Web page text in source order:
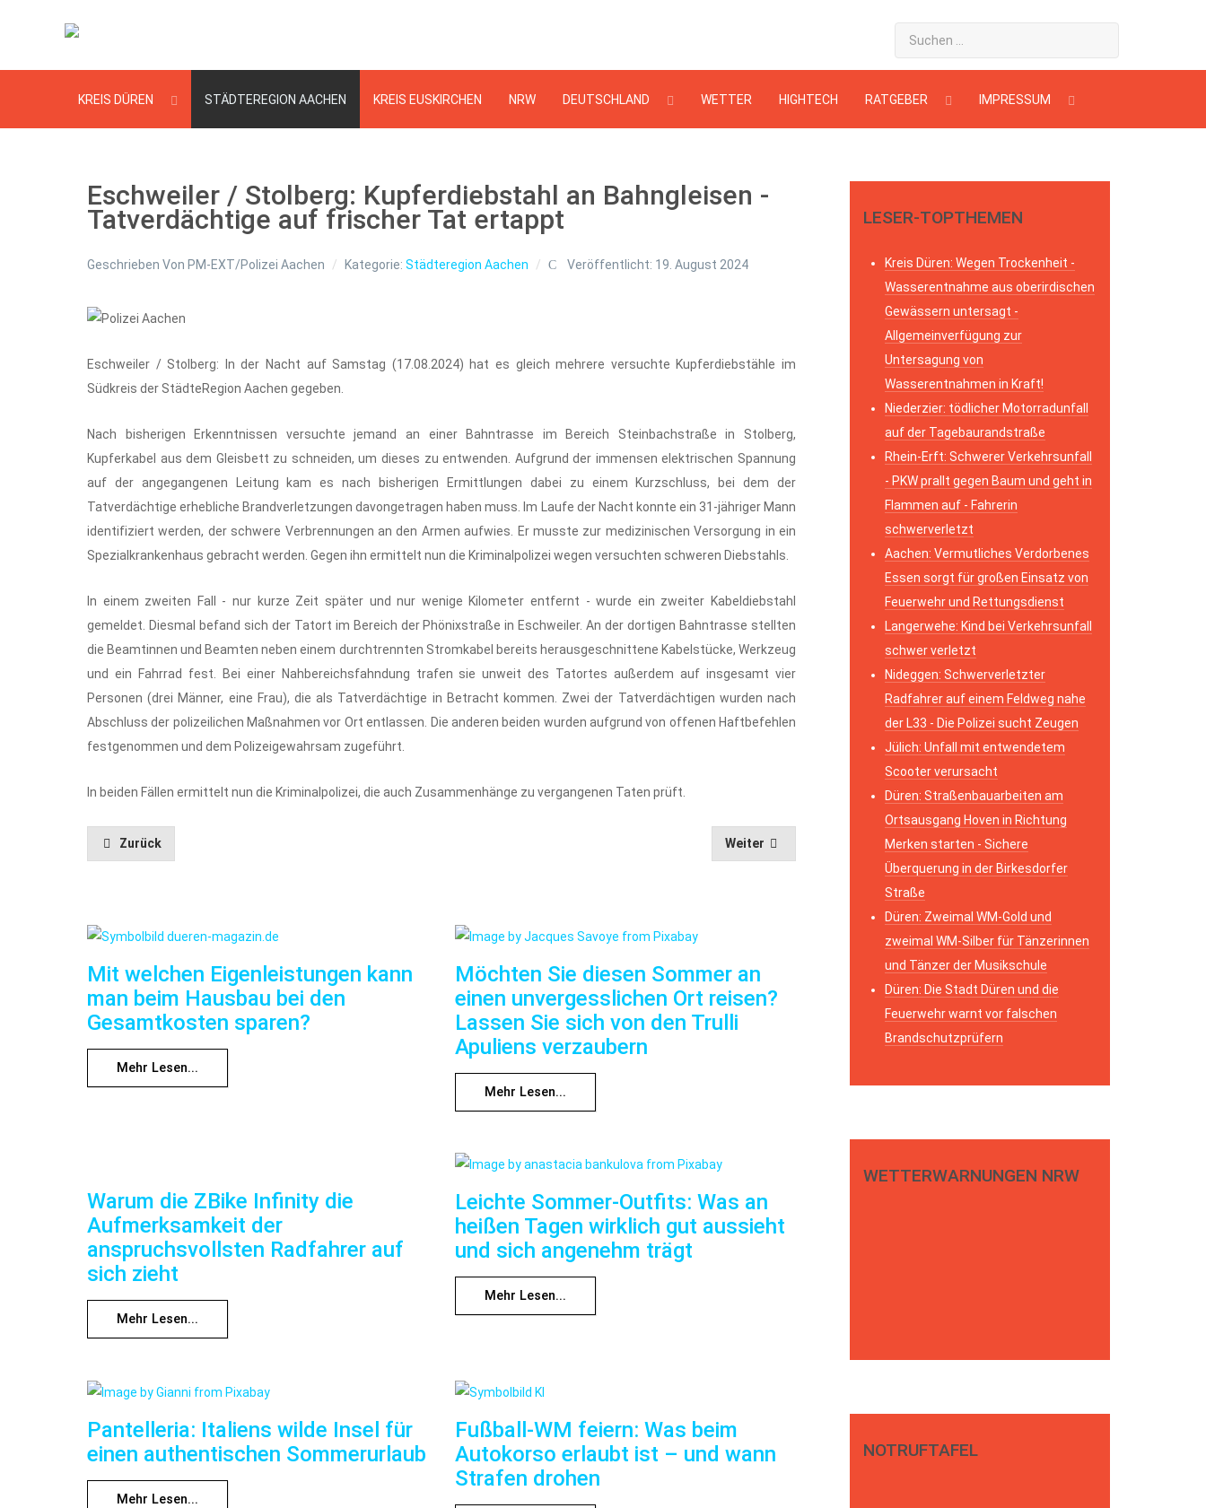
KREIS DÜREN STÄDTEREGION AACHEN KREIS EUSKIRCHEN NRW DEUTSCHLAND WETTER HIGHTECH RATGEBER IMPRESSUM
Eschweiler / Stolberg: Kupferdiebstahl an Bahngleisen -
Tatverdächtige auf frischer Tat ertappt
Geschrieben Von PM-EXT/Polizei Aachen Kategorie: Städteregion Aachen Veröffentlicht: 19. August 2024
Eschweiler / Stolberg:
In der Nacht auf Samstag (17.08.2024) hat es gleich mehrere versuchte Kupferdiebstähle im
Südkreis der StädteRegion Aachen gegeben.
Nach bisherigen Erkenntnissen versuchte jemand an einer Bahntrasse im Bereich Steinbachstraße in Stolberg,
Kupferkabel aus dem Gleisbett zu schneiden, um dieses zu entwenden. Aufgrund der immensen elektrischen Spannung
auf der angegangenen Leitung kam es nach bisherigen Ermittlungen dabei zu einem Kurzschluss, bei dem der
Tatverdächtige erhebliche Brandverletzungen davongetragen haben muss. Im Laufe der Nacht konnte ein 31-jähriger Mann
identifiziert werden, der schwere Verbrennungen an den Armen aufwies. Er musste zur medizinischen Versorgung in ein
Spezialkrankenhaus gebracht werden. Gegen ihn ermittelt nun die Kriminalpolizei wegen versuchten schweren Diebstahls.
In einem zweiten Fall - nur kurze Zeit später und nur wenige Kilometer entfernt - wurde ein zweiter Kabeldiebstahl
gemeldet. Diesmal befand sich der Tatort im Bereich der Phönixstraße in Eschweiler. An der dortigen Bahntrasse stellten
die Beamtinnen und Beamten neben einem durchtrennten Stromkabel bereits herausgeschnittene Kabelstücke, Werkzeug
und ein Fahrrad fest. Bei einer Nahbereichsfahndung trafen sie unweit des Tatortes außerdem auf insgesamt vier
Personen (drei Männer, eine Frau), die als Tatverdächtige in Betracht kommen. Zwei der Tatverdächtigen wurden nach
Abschluss der polizeilichen Maßnahmen vor Ort entlassen. Die anderen beiden wurden aufgrund von offenen Haftbefehlen
festgenommen und dem Polizeigewahrsam zugeführt.
In beiden Fällen ermittelt nun die Kriminalpolizei, die auch Zusammenhänge zu vergangenen Taten prüft.
Zurück Weiter
Mit welchen Eigenleistungen kann
man beim Hausbau bei den
Gesamtkosten sparen?
Mehr Lesen...
Möchten Sie diesen Sommer an
einen unvergesslichen Ort reisen?
Lassen Sie sich von den Trulli
Apuliens verzaubern
Mehr Lesen...
Warum die ZBike Infinity die
Aufmerksamkeit der
anspruchsvollsten Radfahrer auf
sich zieht
Mehr Lesen...
Leichte Sommer-Outfits: Was an
heißen Tagen wirklich gut aussieht
und sich angenehm trägt
Mehr Lesen...
Pantelleria: Italiens wilde Insel für
einen authentischen Sommerurlaub
Mehr Lesen...
Fußball-WM feiern: Was beim
Autokorso erlaubt ist – und wann
Strafen drohen
LESER-TOPTHEMEN
Kreis Düren: Wegen Trockenheit -
Wasserentnahme aus oberirdischen
Gewässern untersagt -
Allgemeinverfügung zur
Untersagung von
Wasserentnahmen in Kraft!
Niederzier: tödlicher Motorradunfall
auf der Tagebaurandstraße
Rhein-Erft: Schwerer Verkehrsunfall
- PKW prallt gegen Baum und geht in
Flammen auf - Fahrerin
schwerverletzt
Aachen: Vermutliches Verdorbenes
Essen sorgt für großen Einsatz von
Feuerwehr und Rettungsdienst
Langerwehe: Kind bei Verkehrsunfall
schwer verletzt
Nideggen: Schwerverletzter
Radfahrer auf einem Feldweg nahe
der L33 - Die Polizei sucht Zeugen
Jülich: Unfall mit entwendetem
Scooter verursacht
Düren: Straßenbauarbeiten am
Ortsausgang Hoven in Richtung
Merken starten - Sichere
Überquerung in der Birkesdorfer
Straße
Düren: Zweimal WM-Gold und
zweimal WM-Silber für Tänzerinnen
und Tänzer der Musikschule
Düren: Die Stadt Düren und die
Feuerwehr warnt vor falschen
Brandschutzprüfern
WETTERWARNUNGEN NRW
NOTRUFTAFEL